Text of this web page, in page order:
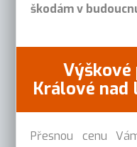
škodám v
Výškové
Králové nad
Přesnou cenu